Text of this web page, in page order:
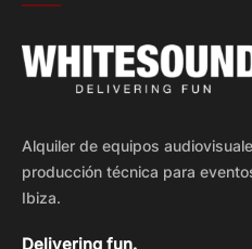
Alquiler de equipos
producción técnica para
Ibiza.
Delivering fun.